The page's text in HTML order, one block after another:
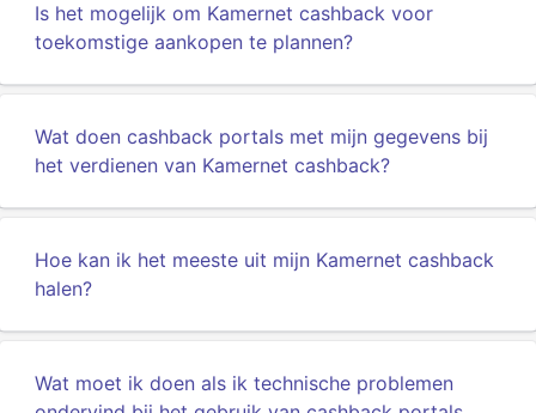
Is het mogelijk om Kamernet cashback voor
toekomstige aankopen te plannen?
Wat doen cashback portals met mijn gegevens bij
het verdienen van Kamernet cashback?
Hoe kan ik het meeste uit mijn Kamernet cashback
halen?
Wat moet ik doen als ik technische problemen